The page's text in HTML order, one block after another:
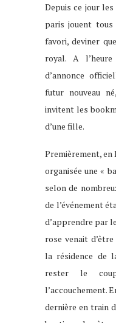
Depuis ce jour
paris jouent tous
favori, deviner
royal. A
d’annonce
futur nouveau
invitent les
d’une fille.
Premièrement, en
organisée une «
selon de
de l’événement
d’apprendre par
rose venait
la résidence de
rester le
l’accouchement.
dernière en train